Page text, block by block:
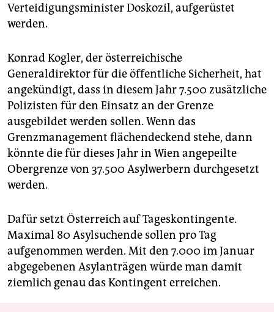
Verteidigungsminister Doskozil, aufgerüstet
werden.
Konrad Kogler, der österreichische
Generaldirektor für die öffentliche Sicherheit, hat
angekündigt, dass in diesem Jahr 7.500 zusätzliche
Polizisten für den Einsatz an der Grenze
ausgebildet werden sollen. Wenn das
Grenzmanagement flächendeckend stehe, dann
könnte die für dieses Jahr in Wien angepeilte
Obergrenze von 37.500 Asylwerbern durchgesetzt
werden.
Dafür setzt Österreich auf Tageskontingente.
Maximal 80 Asylsuchende sollen pro Tag
aufgenommen werden. Mit den 7.000 im Januar
abgegebenen Asylanträgen würde man damit
ziemlich genau das Kontingent erreichen.